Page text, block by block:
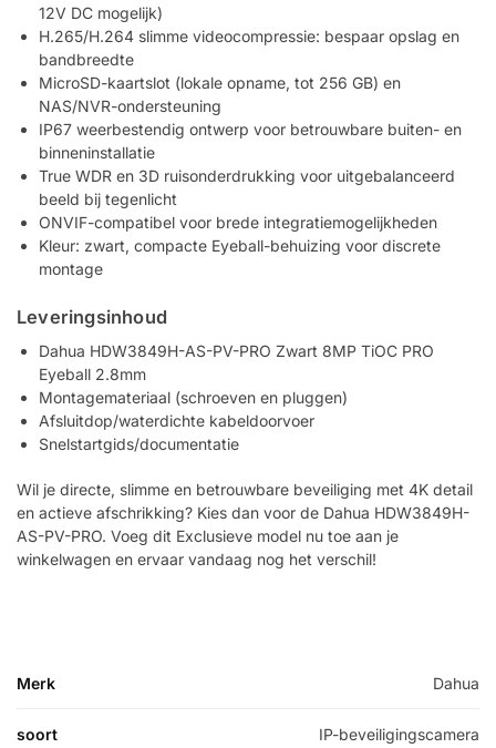
12V DC mogelijk)
H.265/H.264 slimme videocompressie: bespaar opslag en
bandbreedte
MicroSD-kaartslot (lokale opname, tot 256 GB) en
NAS/NVR-ondersteuning
IP67 weerbestendig ontwerp voor betrouwbare buiten- en
binneninstallatie
True WDR en 3D ruisonderdrukking voor uitgebalanceerd
beeld bij tegenlicht
ONVIF-compatibel voor brede integratiemogelijkheden
Kleur: zwart, compacte Eyeball-behuizing voor discrete
montage
Leveringsinhoud
Dahua HDW3849H-AS-PV-PRO Zwart 8MP TiOC PRO
Eyeball 2.8mm
Montagemateriaal (schroeven en pluggen)
Afsluitdop/waterdichte kabeldoorvoer
Snelstartgids/documentatie
Wil je directe, slimme en betrouwbare beveiliging met 4K detail
en actieve afschrikking? Kies dan voor de Dahua HDW3849H-
AS-PV-PRO. Voeg dit Exclusieve model nu toe aan je
winkelwagen en ervaar vandaag nog het verschil!
Merk Dahua
soort IP-beveiligingscamera